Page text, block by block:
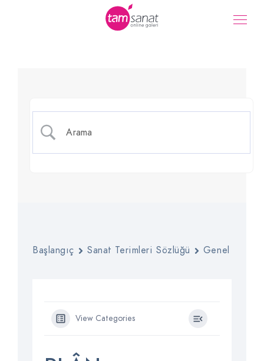
Plân
Başlangıç Sanat Terimleri Sözlüğü Genel
View Categories